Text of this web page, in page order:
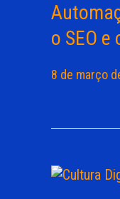
o SEO e
8 de março